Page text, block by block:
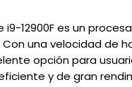
i9-12900F es un
una velocidad de
opción para
y de gran